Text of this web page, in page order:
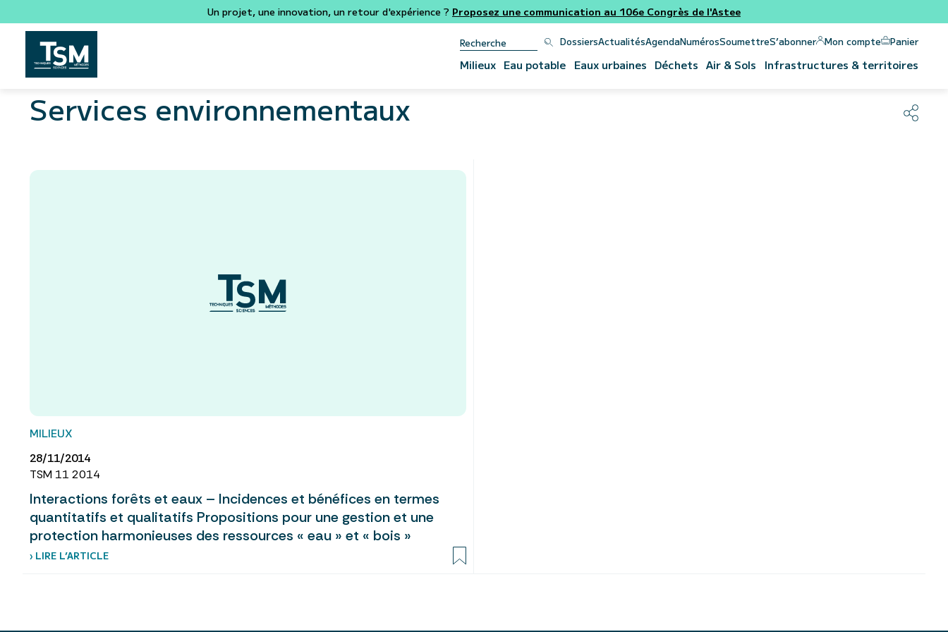
Un projet, une innovation, un retour d'expérience ? Proposez une communication au 106e Congrès de l'Astee
DossiersActualitésAgendaNumérosSoumettreS’abonner Mon compte Panier
Milieux Eau potable Eaux urbaines Déchets Air & Sols Infrastructures & territoires
Services environnementaux
MILIEUX
28/11/2014
TSM 11 2014
Interactions forêts et eaux – Incidences et bénéfices en termes
quantitatifs et qualitatifs Propositions pour une gestion et une
protection harmonieuses des ressources « eau » et « bois »
› LIRE L’ARTICLE